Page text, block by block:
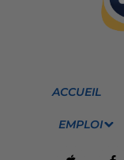
ACCUEIL
EMPLOI